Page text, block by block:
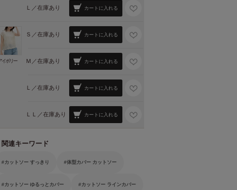
Ｌ／在庫あり カートに入れる
イボリー
Ｓ／在庫あり カートに入れる
Ｍ／在庫あり カートに入れる
Ｌ／在庫あり カートに入れる
ＬＬ／在庫あり カートに入れる
関連キーワード
カットソー すっきり 体型カバー カットソー
カットソー ゆるっとカバー カットソー ラインカバー